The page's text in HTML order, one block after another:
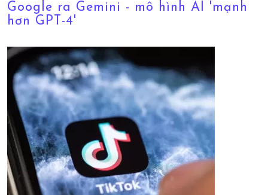
Google ra Gemini - mô hình AI 'mạnh
hơn GPT-4'